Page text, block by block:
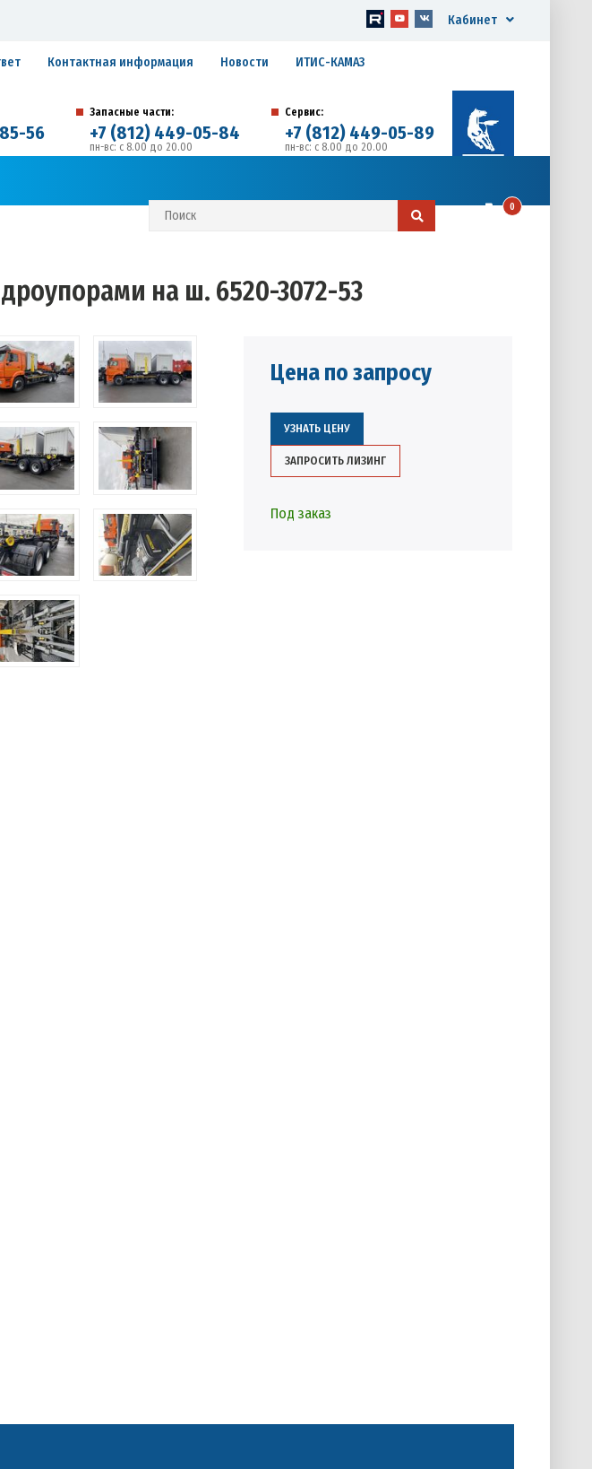
Кабинет
Контактная информация Новости ИТИС-КАМАЗ
56
Запасные части:
+7 (812) 449-05-84
пн-вс: с 8.00 до 20.00
Сервис:
+7 (812) 449-05-89
пн-вс: с 8.00 до 20.00
0
на ш. 6520-3072-53
Цена по запросу
УЗНАТЬ ЦЕНУ
ЗАПРОСИТЬ ЛИЗИНГ
Под заказ